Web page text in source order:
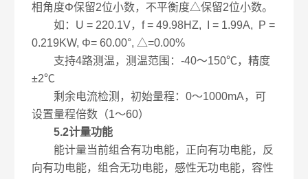
相角度Φ保留2位小数，不平衡度△保留2位小数。
如：U = 220.1V，f = 49.98HZ, I = 1.99A, P =
0.219KW, Φ= 60.00°, △=0.00%
支持4路测温，测温范围：-40～150℃，精度
±2℃
剩余电流检测，初始量程：0～1000mA，可
设置量程倍数（1～60）
5.2计量功能
能计量当前组合有功电能，正向有功电能，反
向有功电能，组合无功电能，感性无功电能，容性